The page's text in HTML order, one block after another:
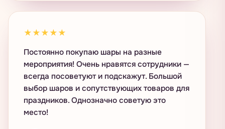
★★★★★
Постоянно покупаю шары на разные
мероприятия! Очень нравятся сотрудники —
всегда посоветуют и подскажут. Большой
выбор шаров и сопутствующих товаров для
праздников. Однозначно советую это
место!